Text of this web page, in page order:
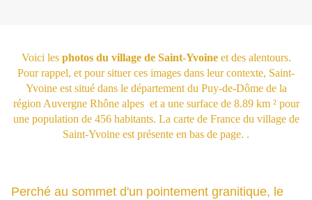
Voici les photos du village de Saint-Yvoineet des alentours.
Pour rappel, et pour situer ces images dans leur contexte, Saint-
Yvoine est situé dans le département du Puy-de-Dôme de la
région Auvergne Rhône alpes et a une surface de 8.89 km ² pour
une population de 456 habitants. La carte de France du village de
Saint-Yvoine est présente en bas de page. .
Perché au sommet d'un pointement granitique, le